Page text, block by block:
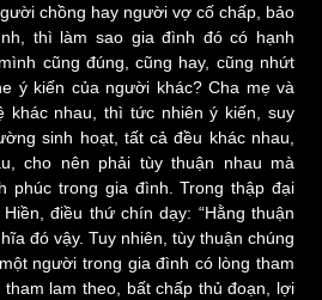
chồng hay người vợ cố chấp, bảo
thì làm sao gia đình đó có hạnh
cũng đúng, cũng hay, cũng nhứt
ý kiến của người khác? Cha mẹ và
khác nhau, thì tức nhiên ý kiến, suy
sinh hoạt, tất cả đều khác nhau,
cho nên phải tùy thuận nhau mà
phúc trong gia đình. Trong thập đại
điều thứ chín dạy: “Hằng thuận
đó vậy. Tuy nhiên, tùy thuận chúng
người trong gia đình có lòng tham
lam theo, bất chấp thủ đoạn, lợi